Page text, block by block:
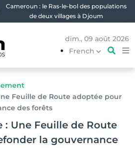
Cameroun : le Ras-le-bol des populations
de deux villages à Djoum
dim., 09 août 2026
French
Feuille de Route adoptée pour
des forêts
: Une Feuille de Route
la gouvernance